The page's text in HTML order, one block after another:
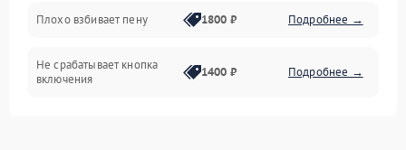
Программное обеспечение
Плохо взбивает пену 1800 ₽ Подробнее →
Не срабатывает кнопка
включения
1400 ₽ Подробнее →